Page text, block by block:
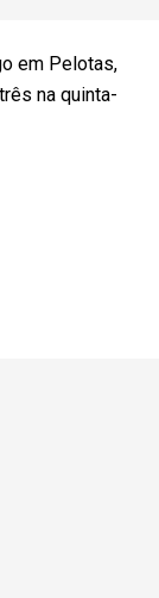
em Pelotas,
na quinta-